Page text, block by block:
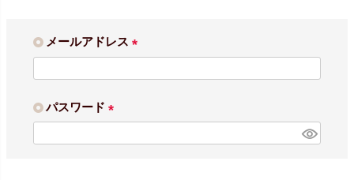
メールアドレス
必
パスワード
必